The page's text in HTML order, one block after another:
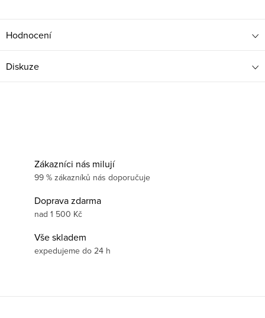
Hodnocení
Diskuze
Zákazníci nás milují
99 % zákazníků nás doporučuje
Doprava zdarma
nad 1 500 Kč
Vše skladem
expedujeme do 24 h